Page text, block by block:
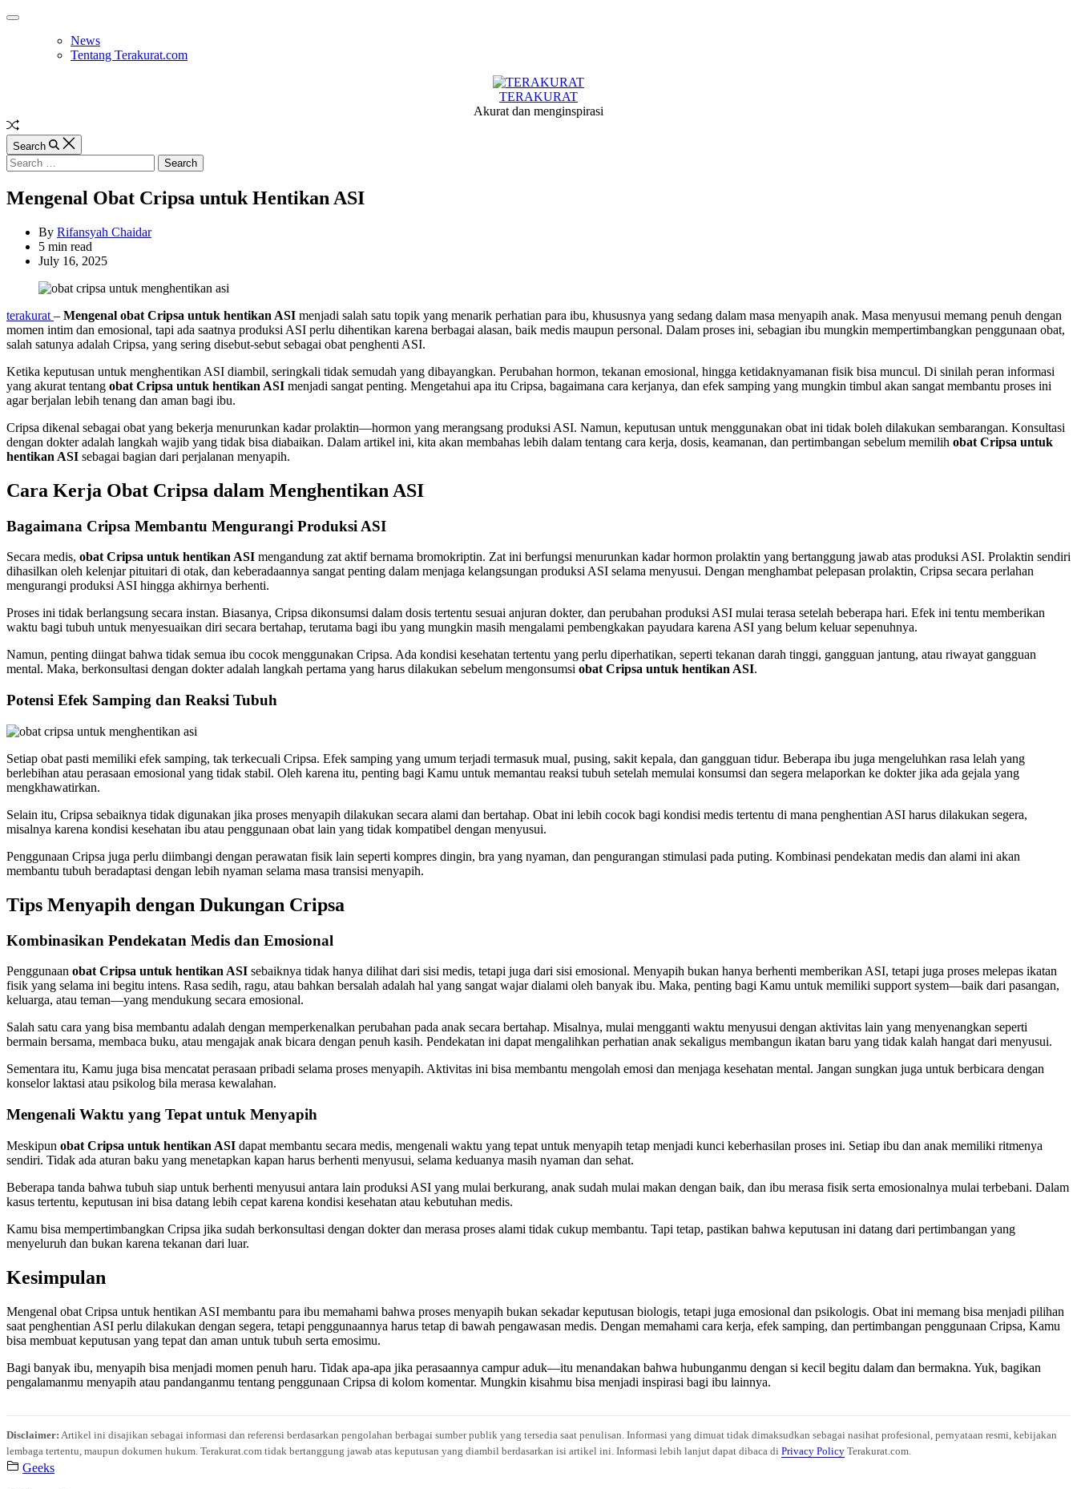
Skip
Off
News
Tentang Terakurat.com
TERAKURAT
Akurat dan menginspirasi
Random
Article
Search
Search
for:
Mengenal Obat Cripsa untuk Hentikan ASI
By Rifansyah Chaidar
Estimated
read
5 min read
July 16, 2025
terakurat – Mengenal obat Cripsa untuk hentikan ASI menjadi salah satu topik yang menarik perhatian para ibu, khususnya yang sedang dalam masa menyapih anak. Masa menyusui memang penuh dengan
momen intim dan emosional, tapi ada saatnya produksi ASI perlu dihentikan karena berbagai alasan, baik medis maupun personal. Dalam proses ini, sebagian ibu mungkin mempertimbangkan penggunaan obat,
salah satunya adalah Cripsa, yang sering disebut-sebut sebagai obat penghenti ASI.
Ketika keputusan untuk menghentikan ASI diambil, seringkali tidak semudah yang dibayangkan. Perubahan hormon, tekanan emosional, hingga ketidaknyamanan fisik bisa muncul. Di sinilah peran informasi
yang akurat tentang obat Cripsa untuk hentikan ASI menjadi sangat penting. Mengetahui apa itu Cripsa, bagaimana cara kerjanya, dan efek samping yang mungkin timbul akan sangat membantu proses ini
agar berjalan lebih tenang dan aman bagi ibu.
Cripsa dikenal sebagai obat yang bekerja menurunkan kadar prolaktin—hormon yang merangsang produksi ASI. Namun, keputusan untuk menggunakan obat ini tidak boleh dilakukan sembarangan. Konsultasi
dengan dokter adalah langkah wajib yang tidak bisa diabaikan. Dalam artikel ini, kita akan membahas lebih dalam tentang cara kerja, dosis, keamanan, dan pertimbangan sebelum memilih obat Cripsa untuk
hentikan ASI sebagai bagian dari perjalanan menyapih.
Cara Kerja Obat Cripsa dalam Menghentikan ASI
Bagaimana Cripsa Membantu Mengurangi Produksi ASI
Secara medis, obat Cripsa untuk hentikan ASI mengandung zat aktif bernama bromokriptin. Zat ini berfungsi menurunkan kadar hormon prolaktin yang bertanggung jawab atas produksi ASI. Prolaktin sendiri
dihasilkan oleh kelenjar pituitari di otak, dan keberadaannya sangat penting dalam menjaga kelangsungan produksi ASI selama menyusui. Dengan menghambat pelepasan prolaktin, Cripsa secara perlahan
mengurangi produksi ASI hingga akhirnya berhenti.
Proses ini tidak berlangsung secara instan. Biasanya, Cripsa dikonsumsi dalam dosis tertentu sesuai anjuran dokter, dan perubahan produksi ASI mulai terasa setelah beberapa hari. Efek ini tentu memberikan
waktu bagi tubuh untuk menyesuaikan diri secara bertahap, terutama bagi ibu yang mungkin masih mengalami pembengkakan payudara karena ASI yang belum keluar sepenuhnya.
Namun, penting diingat bahwa tidak semua ibu cocok menggunakan Cripsa. Ada kondisi kesehatan tertentu yang perlu diperhatikan, seperti tekanan darah tinggi, gangguan jantung, atau riwayat gangguan
mental. Maka, berkonsultasi dengan dokter adalah langkah pertama yang harus dilakukan sebelum mengonsumsi obat Cripsa untuk hentikan ASI.
Potensi Efek Samping dan Reaksi Tubuh
Setiap obat pasti memiliki efek samping, tak terkecuali Cripsa. Efek samping yang umum terjadi termasuk mual, pusing, sakit kepala, dan gangguan tidur. Beberapa ibu juga mengeluhkan rasa lelah yang
berlebihan atau perasaan emosional yang tidak stabil. Oleh karena itu, penting bagi Kamu untuk memantau reaksi tubuh setelah memulai konsumsi dan segera melaporkan ke dokter jika ada gejala yang
mengkhawatirkan.
Selain itu, Cripsa sebaiknya tidak digunakan jika proses menyapih dilakukan secara alami dan bertahap. Obat ini lebih cocok bagi kondisi medis tertentu di mana penghentian ASI harus dilakukan segera,
misalnya karena kondisi kesehatan ibu atau penggunaan obat lain yang tidak kompatibel dengan menyusui.
Penggunaan Cripsa juga perlu diimbangi dengan perawatan fisik lain seperti kompres dingin, bra yang nyaman, dan pengurangan stimulasi pada puting. Kombinasi pendekatan medis dan alami ini akan
membantu tubuh beradaptasi dengan lebih nyaman selama masa transisi menyapih.
Tips Menyapih dengan Dukungan Cripsa
Kombinasikan Pendekatan Medis dan Emosional
Penggunaan obat Cripsa untuk hentikan ASI sebaiknya tidak hanya dilihat dari sisi medis, tetapi juga dari sisi emosional. Menyapih bukan hanya berhenti memberikan ASI, tetapi juga proses melepas ikatan
fisik yang selama ini begitu intens. Rasa sedih, ragu, atau bahkan bersalah adalah hal yang sangat wajar dialami oleh banyak ibu. Maka, penting bagi Kamu untuk memiliki support system—baik dari pasangan,
keluarga, atau teman—yang mendukung secara emosional.
Salah satu cara yang bisa membantu adalah dengan memperkenalkan perubahan pada anak secara bertahap. Misalnya, mulai mengganti waktu menyusui dengan aktivitas lain yang menyenangkan seperti
bermain bersama, membaca buku, atau mengajak anak bicara dengan penuh kasih. Pendekatan ini dapat mengalihkan perhatian anak sekaligus membangun ikatan baru yang tidak kalah hangat dari menyusui.
Sementara itu, Kamu juga bisa mencatat perasaan pribadi selama proses menyapih. Aktivitas ini bisa membantu mengolah emosi dan menjaga kesehatan mental. Jangan sungkan juga untuk berbicara dengan
konselor laktasi atau psikolog bila merasa kewalahan.
Mengenali Waktu yang Tepat untuk Menyapih
Meskipun obat Cripsa untuk hentikan ASI dapat membantu secara medis, mengenali waktu yang tepat untuk menyapih tetap menjadi kunci keberhasilan proses ini. Setiap ibu dan anak memiliki ritmenya
sendiri. Tidak ada aturan baku yang menetapkan kapan harus berhenti menyusui, selama keduanya masih nyaman dan sehat.
Beberapa tanda bahwa tubuh siap untuk berhenti menyusui antara lain produksi ASI yang mulai berkurang, anak sudah mulai makan dengan baik, dan ibu merasa fisik serta emosionalnya mulai terbebani. Dalam
kasus tertentu, keputusan ini bisa datang lebih cepat karena kondisi kesehatan atau kebutuhan medis.
Kamu bisa mempertimbangkan Cripsa jika sudah berkonsultasi dengan dokter dan merasa proses alami tidak cukup membantu. Tapi tetap, pastikan bahwa keputusan ini datang dari pertimbangan yang
menyeluruh dan bukan karena tekanan dari luar.
Kesimpulan
Mengenal obat Cripsa untuk hentikan ASI membantu para ibu memahami bahwa proses menyapih bukan sekadar keputusan biologis, tetapi juga emosional dan psikologis. Obat ini memang bisa menjadi pilihan
saat penghentian ASI perlu dilakukan dengan segera, tetapi penggunaannya harus tetap di bawah pengawasan medis. Dengan memahami cara kerja, efek samping, dan pertimbangan penggunaan Cripsa, Kamu
bisa membuat keputusan yang tepat dan aman untuk tubuh serta emosimu.
Bagi banyak ibu, menyapih bisa menjadi momen penuh haru. Tidak apa-apa jika perasaannya campur aduk—itu menandakan bahwa hubunganmu dengan si kecil begitu dalam dan bermakna. Yuk, bagikan
pengalamanmu menyapih atau pandanganmu tentang penggunaan Cripsa di kolom komentar. Mungkin kisahmu bisa menjadi inspirasi bagi ibu lainnya.
Disclaimer: Artikel ini disajikan sebagai informasi dan referensi berdasarkan pengolahan berbagai sumber publik yang tersedia saat penulisan. Informasi yang dimuat tidak dimaksudkan sebagai nasihat profesional, pernyataan resmi, kebijakan
lembaga tertentu, maupun dokumen hukum. Terakurat.com tidak bertanggung jawab atas keputusan yang diambil berdasarkan isi artikel ini. Informasi lebih lanjut dapat dibaca di Privacy Policy Terakurat.com.
Geeks